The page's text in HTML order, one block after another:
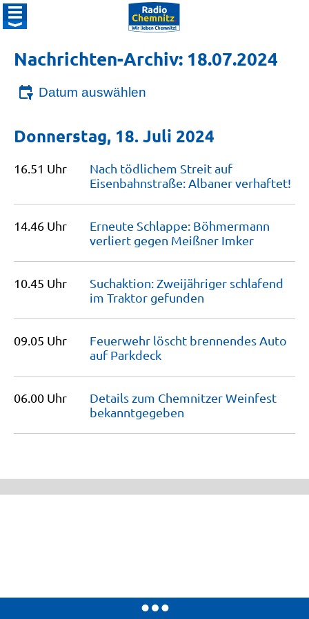
Nachrichten-Archiv: 18.07.2024
Datum auswählen
Donnerstag, 18. Juli 2024
16.51 Uhr
Nach tödlichem Streit auf
Eisenbahnstraße: Albanerverhaftet!
14.46 Uhr
Erneute Schlappe: Böhmermann
verliert gegen Meißner Imker
10.45 Uhr
Suchaktion: Zweijähriger schlafend
im Traktor gefunden
09.05 Uhr
Feuerwehr löscht brennendes Auto
auf Parkdeck
06.00 Uhr
Details zum Chemnitzer Weinfest
bekanntgegeben